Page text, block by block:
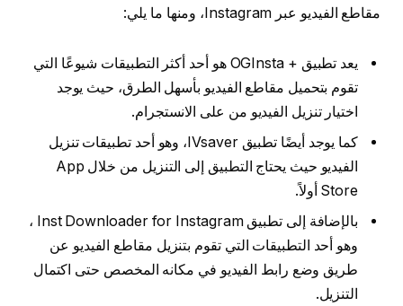
مقاطع الفيديو عبر Instagram، ومنها ما يلي:
يعد تطبيق + OGInsta هو أحد أكثر التطبيقات شيوعًا التي
تقوم بتحميل مقاطع الفيديو بأسهل الطرق، حيث يوجد
اختيار تنزيل الفيديو من على الانستجرام.
كما يوجد أيضًا تطبيق IVsaver، وهو أحد تطبيقات تنزيل
الفيديو حيث يحتاج التطبيق إلى التنزيل من خلال App
Store أولاً.
بالإضافة إلى تطبيق Inst Downloader for Instagram ،
وهو أحد التطبيقات التي تقوم بتنزيل مقاطع الفيديو عن
طريق وضع رابط الفيديو في مكانه المخصص حتى اكتمال
التنزيل.